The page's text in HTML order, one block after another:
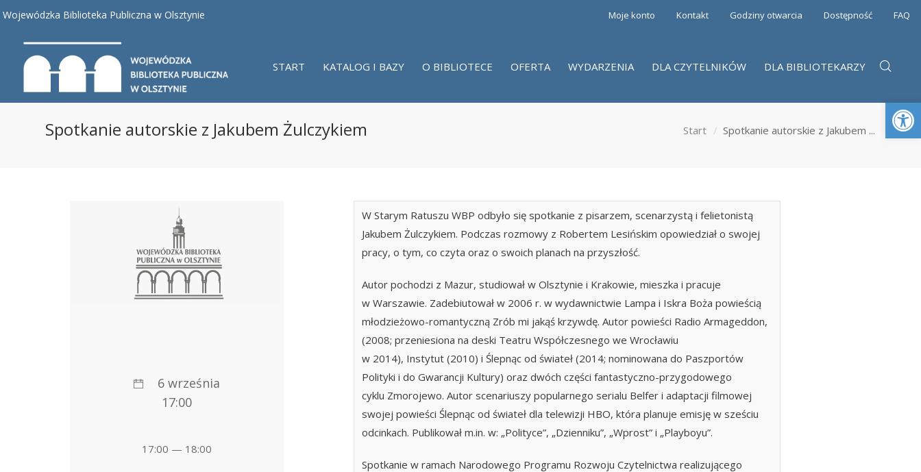
Wojewódzka Biblioteka Publiczna w Olsztynie Moje konto Kontakt Godziny otwarcia Dostępność FAQ
START KATALOG I BAZY O BIBLIOTECE OFERTA WYDARZENIA DLA CZYTELNIKÓW DLA BIBLIOTEKARZY
Spotkanie autorskie z Jakubem Żulczykiem Start Spotkanie autorskie z Jakubem ...
W Starym Ratuszu WBP odbyło się spotkanie z pisarzem, scenarzystą i felietonistą
Jakubem Żulczykiem. Podczas rozmowy z Robertem Lesińskim opowiedział o swojej
pracy, o tym, co czyta oraz o swoich planach na przyszłość.
Autor pochodzi z Mazur, studiował w Olsztynie i Krakowie, mieszka i pracuje
w Warszawie. Zadebiutował w 2006 r. w wydawnictwie Lampa i Iskra Boża powieścią
młodzieżowo-romantyczną Zrób mi jakąś krzywdę. Autor powieści Radio Armageddon,
(2008; przeniesiona na deski Teatru Współczesnego we Wrocławiu
w 2014), Instytut (2010) iŚlepnąc od świateł (2014; nominowana do Paszportów
Polityki i do Gwarancji Kultury) oraz dwóch części fantastyczno-przygodowego
cyklu Zmorojewo. Autor scenariuszy popularnego serialu Belfer i adaptacji filmowej
swojej powieściŚlepnąc od świateł dla telewizji HBO, która planuje emisję w sześciu
odcinkach. Publikował m.in. w: „Polityce”, „Dzienniku”, „Wprost” i „Playboyu”.
Spotkanie w ramach Narodowego Programu Rozwoju Czytelnictwa realizującego
6 września
17:00
17:00 — 18:00